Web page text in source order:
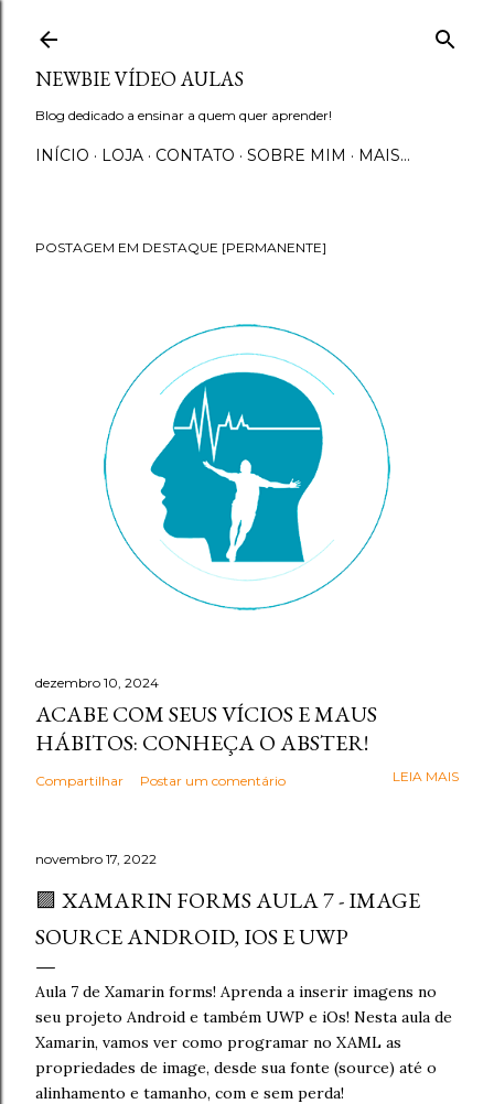
NEWBIE VÍDEO AULAS
Blog dedicado a ensinar a quem quer aprender!
INÍCIO LOJA CONTATO SOBRE MIM MAIS…
POSTAGEM EM DESTAQUE [PERMANENTE]
dezembro 10, 2024
ACABE COM SEUS VÍCIOS E MAUS
HÁBITOS: CONHEÇA O ABSTER!
Compartilhar Postar um comentário LEIA MAIS
novembro 17, 2022
🟪 XAMARIN FORMS AULA 7 - IMAGE
SOURCE ANDROID, IOS E UWP
Aula 7 de Xamarin forms! Aprenda a inserir imagens no
seu projeto Android e também UWP e iOs! Nesta aula de
Xamarin, vamos ver como programar no XAML as
propriedades de image, desde sua fonte (source) até o
alinhamento e tamanho, com e sem perda!